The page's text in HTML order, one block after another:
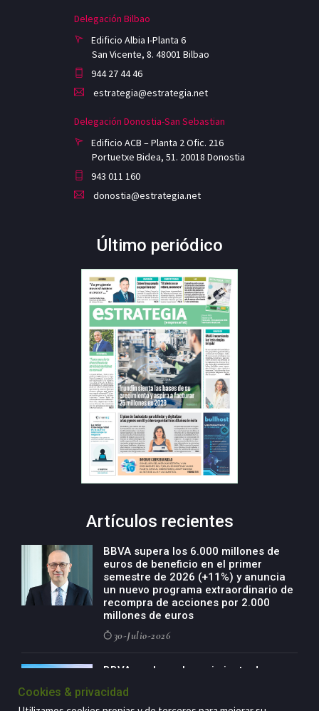
Delegación Bilbao
Edificio Albia I-Planta 6
San Vicente, 8. 48001 Bilbao
944 27 44 46
estrategia@estrategia.net
Delegación Donostia-San Sebastian
Edificio ACB – Planta 2 Ofic. 216
Portuetxe Bidea, 51. 20018 Donostia
943 011 160
donostia@estrategia.net
Último periódico
Artículos recientes
BBVA supera los 6.000 millones de
euros de beneficio en el primer
semestre de 2026 (+11%) y anuncia
un nuevo programa extraordinario de
recompra de acciones por 2.000
millones de euros
30-Julio-2026
BBVA acelera el crecimiento de su
de especialización presente en siete
Cookies & privacidad